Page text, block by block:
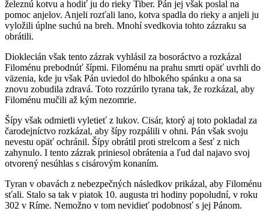
železnú kotvu a hodiť ju do rieky Tiber. Pán jej však poslal na
pomoc anjelov. Anjeli rozťali lano, kotva spadla do rieky a anjeli ju
vyložili úplne suchú na breh. Mnohí svedkovia tohto zázraku sa
obrátili.
Dioklecián však tento zázrak vyhlásil za bosoráctvo a rozkázal
Filoménu prebodnúť šípmi. Filoménu na prahu smrti opäť uvrhli do
väzenia, kde ju však Pán uviedol do hlbokého spánku a ona sa
znovu zobudila zdravá. Toto rozzúrilo tyrana tak, že rozkázal, aby
Filoménu mučili až kým nezomrie.
Šípy však odmietli vyletieť z lukov. Cisár, ktorý aj toto pokladal za
čarodejníctvo rozkázal, aby šípy rozpálili v ohni. Pán však svoju
nevestu opäť ochránil. Šípy obrátil proti strelcom a šesť z nich
zahynulo. I tento zázrak priniesol obrátenia a ľud dal najavo svoj
otvorený nesúhlas s cisárovým konaním.
Tyran v obavách z nebezpečných následkov prikázal, aby Filoménu
sťali. Stalo sa tak v piatok 10. augusta tri hodiny popoludní, v roku
302 v Ríme. Nemožno v tom nevidieť podobnosť s jej Pánom.